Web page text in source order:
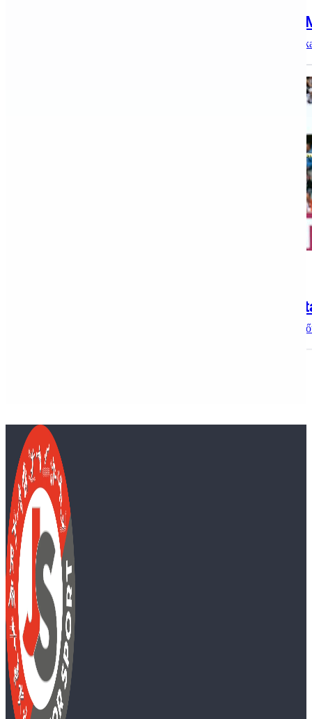
Ezüstérmek és legjobb játékosok a 7.
7. Mátra kupaGyöngyös 2017. szeptember 1-3. Hetedik
Ismét remekeltek a KARC-KESI-s
A hétvégén folytatódtak a Magyar Liga versenyek. A